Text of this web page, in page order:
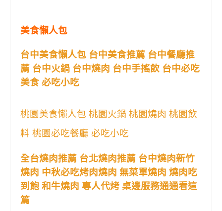
美食懶人包
台中美食懶人包 台中美食推薦 台中餐廳推
薦 台中火鍋 台中燒肉 台中手搖飲 台中必吃
美食 必吃小吃
桃園美食懶人包 桃園火鍋 桃園燒肉 桃園飲
料 桃園必吃餐廳 必吃小吃
全台燒肉推薦 台北燒肉推薦 台中燒肉新竹
燒肉 中秋必吃烤肉燒肉 無菜單燒肉 燒肉吃
到飽 和牛燒肉 專人代烤 桌邊服務通通看這
篇